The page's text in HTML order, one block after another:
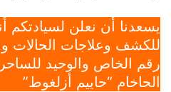
يسعدنا أن نعلن لسيادتكم
للكشف وعلاجات الحالات
رقم الخاص والوحيد
الحاخام “حاييم أزلغوط”